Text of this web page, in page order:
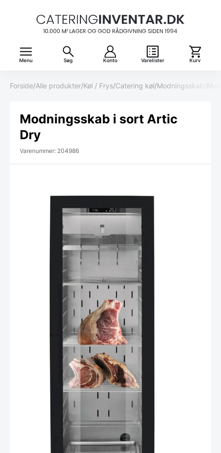
Menu Søg Konto Varelister Kurv
Forside/Alle produkter/Køl / Frys/Catering køl/Modningsskab /
Modningsskab i sort Artic
Dry
Varenummer: 204986